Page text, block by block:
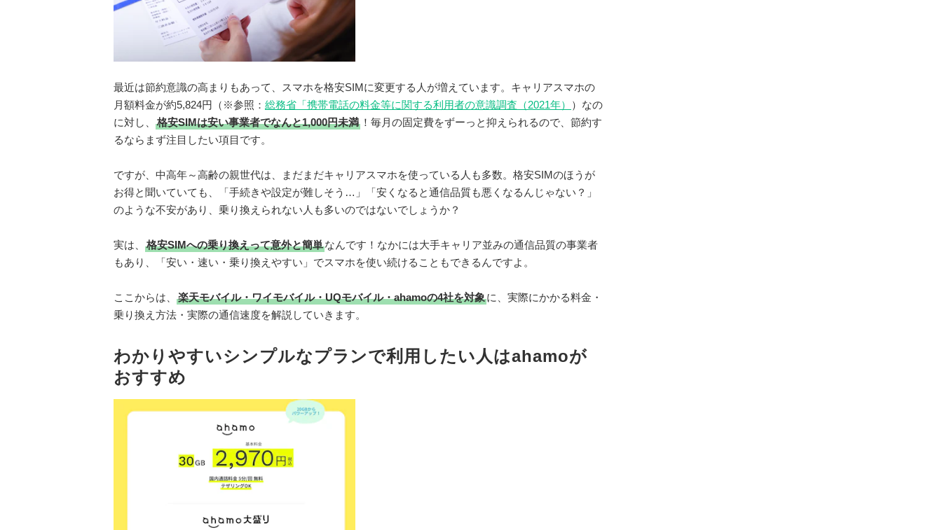
最近は節約意識の高まりもあって、スマホを格安SIMに変更する人が増えています。キャリアスマホの
月額料金が約5,824円（※参照： 総務省「携帯電話の料金等に関する利用者の意識調査（2021年）
）なの
に対し、
格安SIMは安い事業者でなんと1,000円未満 ！毎月の固定費をずーっと抑えられるので、節約す
るならまず注目したい項目です。
ですが、中高年～高齢の親世代は、まだまだキャリアスマホを使っている人も多数。格安SIMのほうが
お得と聞いていても、「手続きや設定が難しそう…」「安くなると通信品質も悪くなるんじゃない？」
のような不安があり、乗り換えられない人も多いのではないでしょうか？
実は、 格安SIMへの乗り換えって意外と簡単なんです！なかには大手キャリア並みの通信品質の事業者
もあり、「安い・速い・乗り換えやすい」でスマホを使い続けることもできるんですよ。
ここからは、 楽天モバイル・ワイモバイル・UQモバイル・ahamoの4社を対象に、実際にかかる料金・
乗り換え方法・実際の通信速度を解説していきます。
わかりやすいシンプルなプランで利用したい人はahamoが
おすすめ